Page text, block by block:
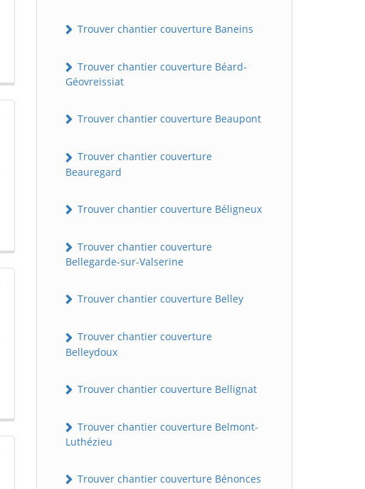
Trouver chantier couverture Baneins
Trouver chantier couverture Béard-
Géovreissiat
Trouver chantier couverture Beaupont
Trouver chantier couverture
Beauregard
Trouver chantier couverture Béligneux
Trouver chantier couverture
Bellegarde-sur-Valserine
Trouver chantier couverture Belley
Trouver chantier couverture
Belleydoux
Trouver chantier couverture Bellignat
Trouver chantier couverture Belmont-
Luthézieu
Trouver chantier couverture Bénonces